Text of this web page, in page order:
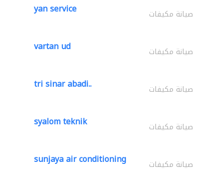
yan service صيانة مكيفات
vartan ud صيانة مكيفات
tri sinar abadi.. صيانة مكيفات
syalom teknik صيانة مكيفات
sunjaya air conditioning صيانة مكيفات